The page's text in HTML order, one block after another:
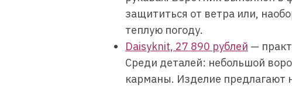
защититься от ветра или,
теплую погоду.
Daisyknit, 27 890 рублей —
Среди деталей: небольшой
карманы. Изделие предлагают